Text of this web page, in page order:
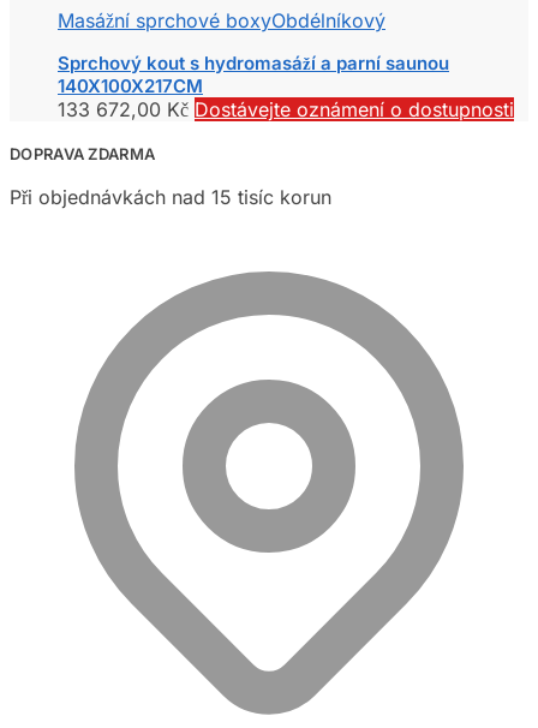
Masážní sprchové boxyObdélníkový
Sprchový kout s hydromasáží a parní saunou
140X100X217CM
133 672,00 Kč Dostávejte oznámení o dostupnosti
DOPRAVA ZDARMA
Při objednávkách nad 15 tisíc korun